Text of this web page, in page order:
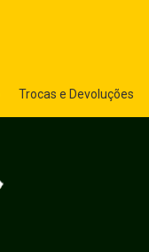
Trocas e Devoluções